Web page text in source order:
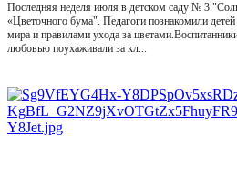
Последняя неделя июля в детском саду № 3
«Цветочного бума". Педагоги познакомили детей
мира и правилами ухода за
любовью поухаживали за кл...